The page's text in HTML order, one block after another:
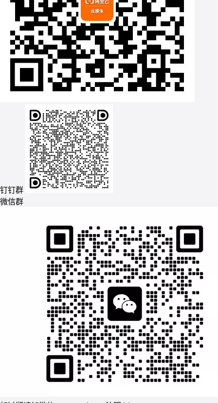
钉钉群
微信群